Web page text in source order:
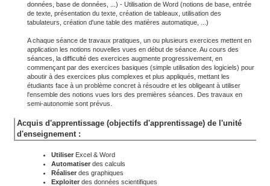
données, base de données, ...) - Utilisation de Word (notions de base, entrée
de texte, présentation du texte, création de tableaux, utilisation des
tabulateurs, création d'une table des matières automatique, ...)
A chaque séance de travaux pratiques, un ou plusieurs exercices mettent en
application les notions nouvelles vues en début de séance. Au cours des
séances, la difficulté des exercices augmente progressivement, en
commençant par des exercices basiques (simple utilisation des logiciels) pour
aboutir à des exercices plus complexes et plus appliqués, mettant les
étudiants face à un problème concret à résoudre et les obligeant à utiliser
l'ensemble des notions vues lors des premières séances. Des travaux en
semi-autonomie sont prévus.
Acquis d'apprentissage (objectifs d'apprentissage) de l'unité
d'enseignement :
Utiliser Excel & Word
Automatiser des calculs
Réaliser des graphiques
Exploiter des données scientifiques